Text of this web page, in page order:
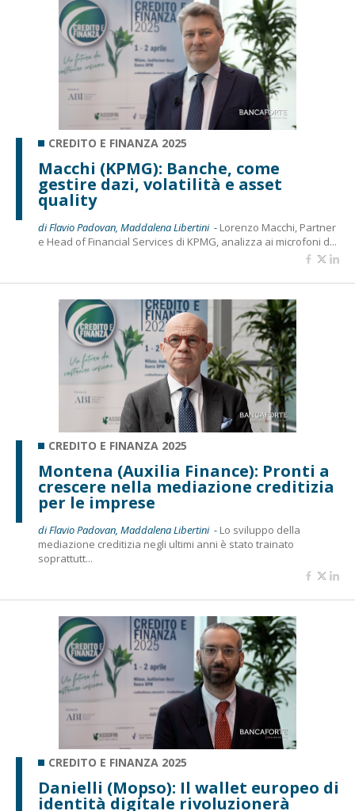
CREDITO E FINANZA 2025
Macchi (KPMG): Banche, come
gestire dazi, volatilità e asset
quality
di Flavio Padovan, Maddalena Libertini - Lorenzo Macchi, Partner
e Head of Financial Services di KPMG, analizza ai microfoni d...
CREDITO E FINANZA 2025
Montena (Auxilia Finance): Pronti a
crescere nella mediazione creditizia
per le imprese
di Flavio Padovan, Maddalena Libertini - Lo sviluppo della
mediazione creditizia negli ultimi anni è stato trainato
soprattutt...
CREDITO E FINANZA 2025
Danielli (Mopso): Il wallet europeo di
identità digitale rivoluzionerà